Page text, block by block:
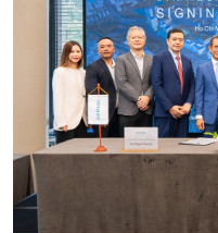
Chính trị
Tin Chính trị